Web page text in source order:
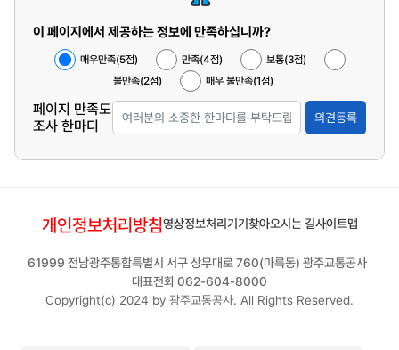
이 페이지에서 제공하는 정보에 만족하십니까?
매우만족(5점) 만족(4점)
보통(3점)
불만족(2점)
매우 불만족(1점)
페이지 만족도
조사 한마디
의견등록
개인정보처리방침영상정보처리기기 찾아오시는 길사이트맵
61999 전남광주통합특별시 서구 상무대로 760(마륵동) 광주교통공사
대표전화 062-604-8000
Copyright(c) 2024 by 광주교통공사. All Rights Reserved.